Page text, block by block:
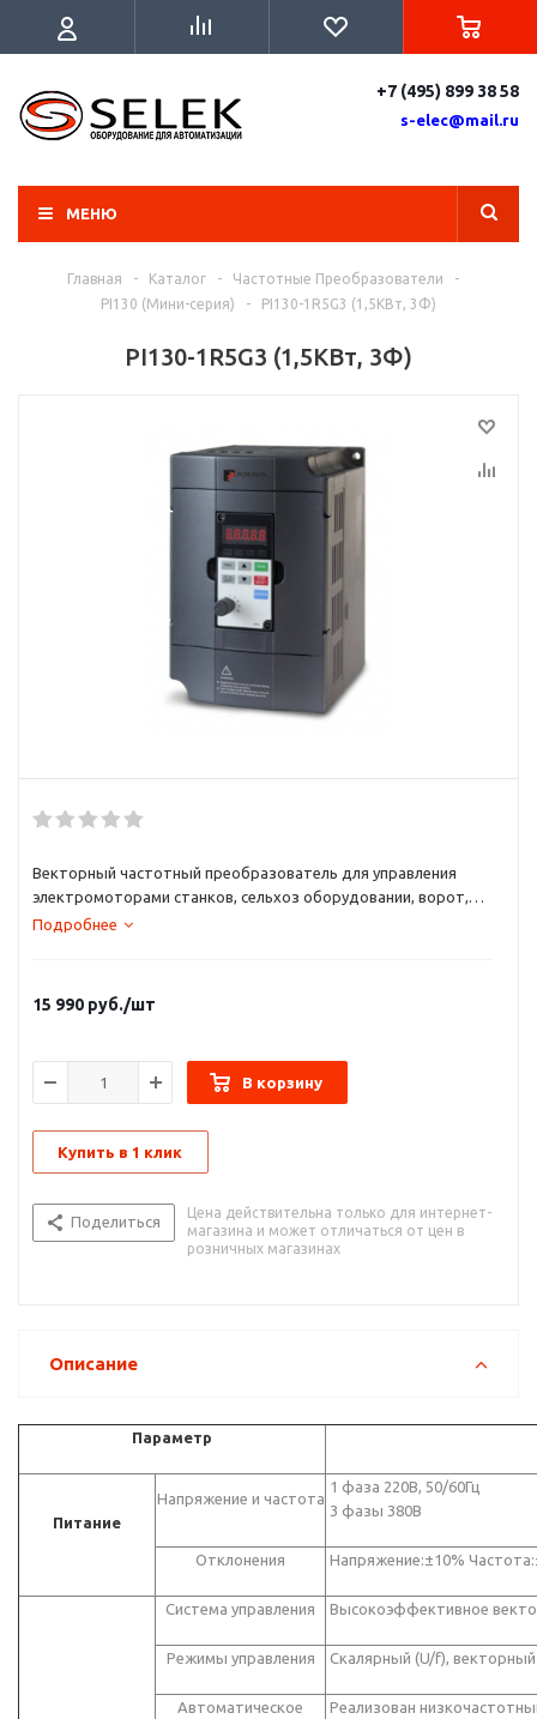
+7 (495) 899 38 58
s-elec@mail.ru
МЕНЮ
Главная - Каталог - Частотные Преобразователи
-
PI130 (Мини-серия)
- PI130-1R5G3 (1,5КВт, 3Ф)
PI130-1R5G3 (1,5КВт, 3Ф)
Векторный частотный преобразователь для управления
электромоторами станков, сельхоз оборудовании, ворот,
ленточных транспортеров, вращателей, миксеров,
Подробнее
15 990 руб./шт
В корзину
Купить в 1 клик
Поделиться
Цена действительна только для интернет-
магазина и может отличаться от цен в
розничных магазинах
Описание
Параметр
Питание
Напряжение и частота
1 фаза 220В, 50/60Гц
3 фазы 380В
Отклонения Напряжение:±10%
Система управления Высокоэффективное
Режимы управления Скалярный (U/f),
Автоматическое
Реализован